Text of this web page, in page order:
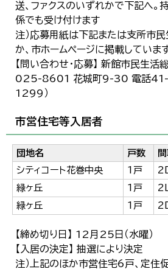
送、ファクスのいずれかで下記へ。
係でも受け付けます
注）応募用紙は下記または支所市
か、市ホームページに掲載していま
【問い合わせ・応募】 新館市民生活
025-8601 花城町9-30 電話41-
1299）
市営住宅等入居者
団地名 戸数
シティコート花巻中央
1戸
緑ヶ丘
1戸
緑ヶ丘
1戸
【締め切り日】 12月25日（水曜）
【入居の決定】 抽選により決定
注）上記のほか市営住宅6戸、定住